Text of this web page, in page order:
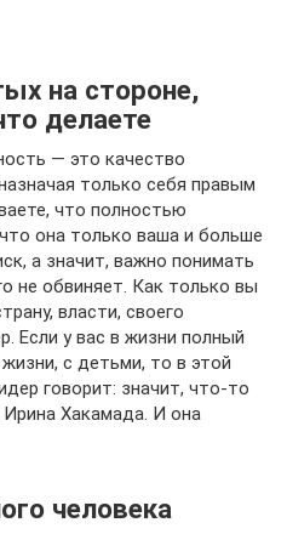
на стороне,
делаете
— это качество
только себя правым
что полностью
она только ваша и больше
а значит, важно понимать
не обвиняет. Как только вы
власти, своего
Если у вас в жизни полный
с детьми, то в этой
говорит: значит, что-то
Хакамада. И она
человека